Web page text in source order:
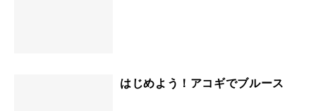
はじめよう！アコギでブルース